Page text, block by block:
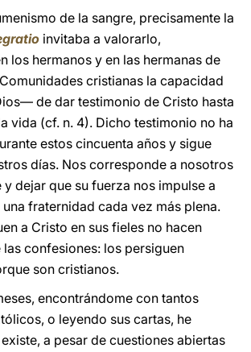
de la sangre, precisamente la
invitaba a valorarlo,
los hermanos y en las hermanas de
cristianas la capacidad
de dar testimonio de Cristo hasta
vida (cf. n. 4). Dicho testimonio no ha
estos cincuenta años y sigue
días. Nos corresponde a nosotros
dejar que su fuerza nos impulse a
fraternidad cada vez más plena.
a Cristo en sus fieles no hacen
confesiones: los persiguen
son cristianos.
encontrándome con tantos
o leyendo sus cartas, he
a pesar de cuestiones abiertas